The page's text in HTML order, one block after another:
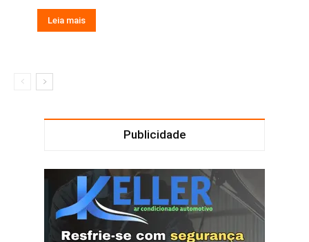
Leia mais
Publicidade